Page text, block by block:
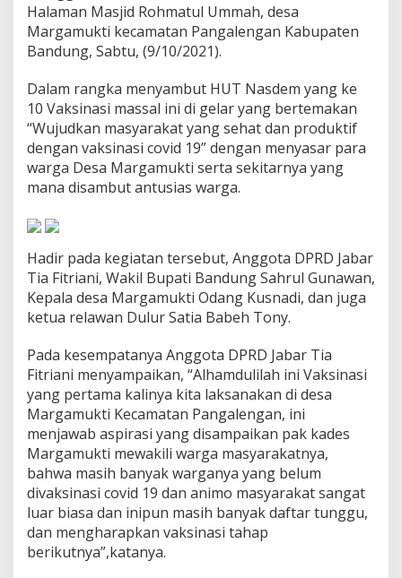
a
k
i
a
s
i
d
i
M
a
m
u
k
t
i
a
n
g
a
l
e
n
a
n
Halaman Masjid Rohmatul Ummah, desa
Margamukti kecamatan Pangalengan Kabupaten
Bandung, Sabtu, (9/10/2021).
Dalam rangka menyambut HUT Nasdem yang ke
10 Vaksinasi massal ini di gelar yang bertemakan
“Wujudkan masyarakat yang sehat dan produktif
dengan vaksinasi covid 19” dengan menyasar para
warga Desa Margamukti serta sekitarnya yang
mana disambut antusias warga.
Hadir pada kegiatan tersebut, Anggota DPRD Jabar
Tia Fitriani, Wakil Bupati Bandung Sahrul Gunawan,
Kepala desa Margamukti Odang Kusnadi, dan juga
ketua relawan Dulur Satia Babeh Tony.
Pada kesempatanya Anggota DPRD Jabar Tia
Fitriani menyampaikan, “Alhamdulilah ini Vaksinasi
yang pertama kalinya kita laksanakan di desa
Margamukti Kecamatan Pangalengan, ini
menjawab aspirasi yang disampaikan pak kades
Margamukti mewakili warga masyarakatnya,
bahwa masih banyak warganya yang belum
divaksinasi covid 19 dan animo masyarakat sangat
luar biasa dan inipun masih banyak daftar tunggu,
dan mengharapkan vaksinasi tahap
berikutnya”,katanya.